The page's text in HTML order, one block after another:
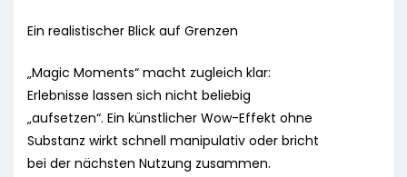
Ein realistischer Blick auf Grenzen
„Magic Moments“ macht zugleich klar:
Erlebnisse lassen sich nicht beliebig
„aufsetzen“. Ein künstlicher Wow-Effekt ohne
Substanz wirkt schnell manipulativ oder bricht
bei der nächsten Nutzung zusammen.